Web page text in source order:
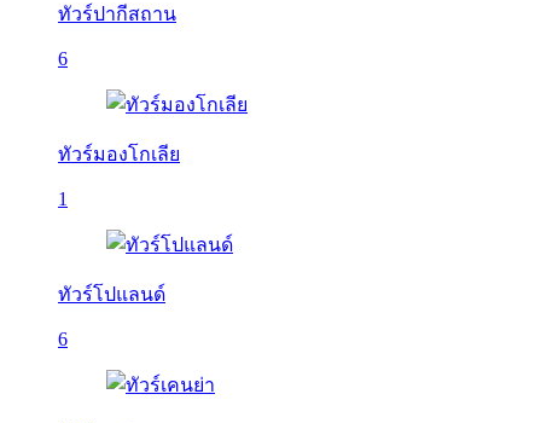
ทัวร์ปากีสถาน
6
ทัวร์มองโกเลีย
1
ทัวร์โปแลนด์
6